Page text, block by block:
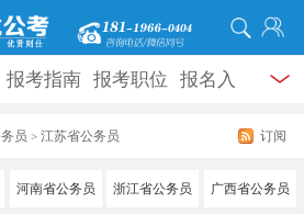
报考指南 报考职位 报名入
面试公告 辅导
员 > 江苏省公务员 订阅
河南省公务员 浙江省公务员 广西省公务员